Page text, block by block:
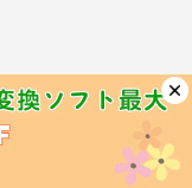
サポート|ご連絡
|